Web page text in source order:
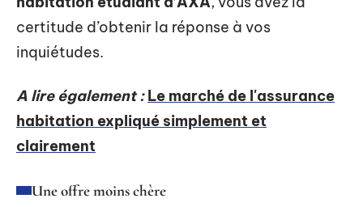
certitude d’obtenir la réponse à vos
inquiétudes.
A lire également : Le marché de l'assurance
habitation expliqué simplement et
clairement
Une offre moins chère